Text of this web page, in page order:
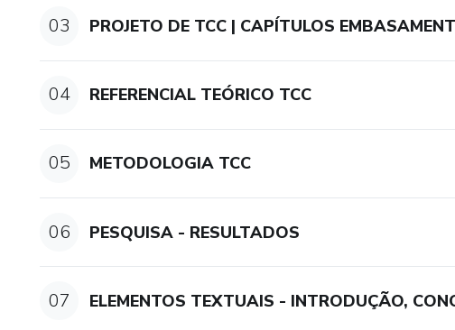
03 PROJETO DE TCC | CAPÍTULOS
04 REFERENCIAL TEÓRICO TCC
05 METODOLOGIA TCC
06 PESQUISA - RESULTADOS
07 ELEMENTOS TEXTUAIS - INTRODUÇÃO,